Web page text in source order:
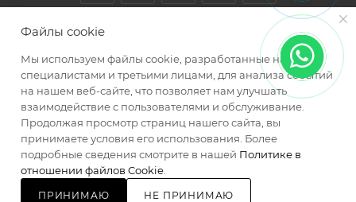
2026 © МОСФАСАД Интернет-магазин кровельных и
фасадных материалов
Разработано в
Файлы cookie
Мы используем файлы cookie, разработанные нашими
специалистами и третьими лицами, для анализа событий
на нашем веб-сайте, что позволяет нам улучшать
взаимодействие с пользователями и обслуживание.
Продолжая просмотр страниц нашего сайта, вы
принимаете условия его использования. Более
подробные сведения смотрите в нашей Политике в
отношении файлов Cookie
ПРИНИМАЮ НЕ ПРИНИМАЮ